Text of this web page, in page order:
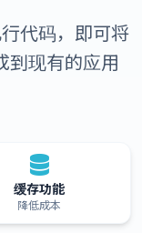
代码，即可将
到现有的应用
缓存功能
降低成本